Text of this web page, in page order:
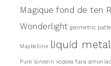
Magique fond de ten
Wonderlight geometric
Maybelline liquid
Pure lorvenn vopsea fara amoniac